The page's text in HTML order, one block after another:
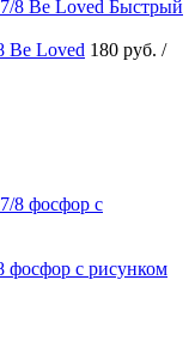
Быстрый
Be Loved 180 руб. /
фосфор с рисунком